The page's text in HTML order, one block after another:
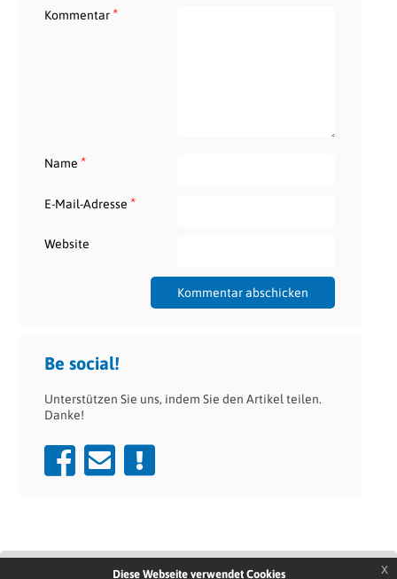
Kommentar*
Name *
E-Mail-Adresse *
Website
Be social!
Unterstützen Sie uns, indem Sie den Artikel teilen.
Danke!
Diese Webseite verwendet Cookies x